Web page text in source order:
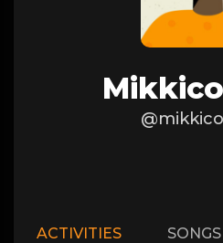
ACTIVITIES SONGS